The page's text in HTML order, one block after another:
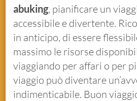
abuking, pianificare un
accessibile e divertente.
in anticipo, di essere
massimo le risorse
viaggiando per affari o per
viaggio può diventare
indimenticabile. Buon